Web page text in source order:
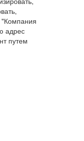
адрес
путем